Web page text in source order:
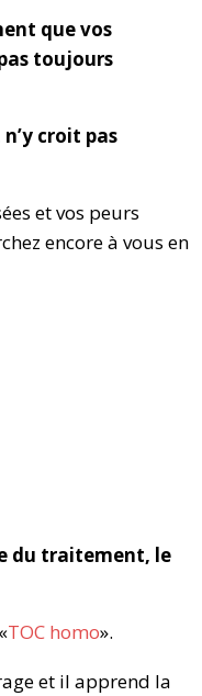
que vos
toujours
croit pas
et vos peurs
encore à vous en
du traitement, le
TOC homo».
et il apprend la